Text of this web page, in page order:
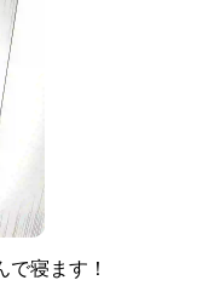
寝ます！